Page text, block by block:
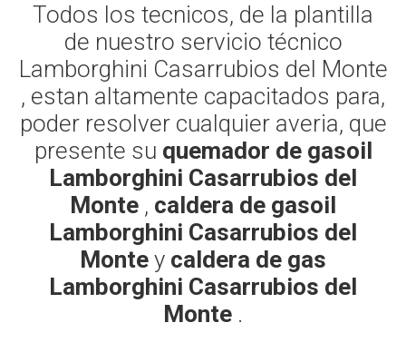
Todos los tecnicos, de la plantilla
de nuestro servicio técnico
Lamborghini Casarrubios del Monte
, estan altamente capacitados para,
poder resolver cualquier averia, que
presente su quemador de gasoil
Lamborghini Casarrubios del
Monte , caldera de gasoil
Lamborghini Casarrubios del
Monte y caldera de gas
Lamborghini Casarrubios del
Monte .